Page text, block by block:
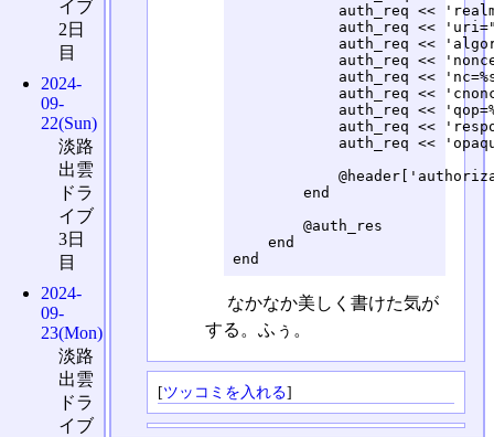
auth_req <<
auth_req <<
auth_req <<
auth_req <<
auth_req <<
auth_req <<
auth_req <<
auth_req <<
auth_req <<
        end
        @auth_res
    end
end
なかなか美しく書けた気が
する。ふぅ。
[ツッコミを入れる]
イブ
2日
目
2024-
09-
22(Sun)
淡路
出雲
ドラ
イブ
3日
目
2024-
09-
23(Mon)
淡路
出雲
ドラ
イブ